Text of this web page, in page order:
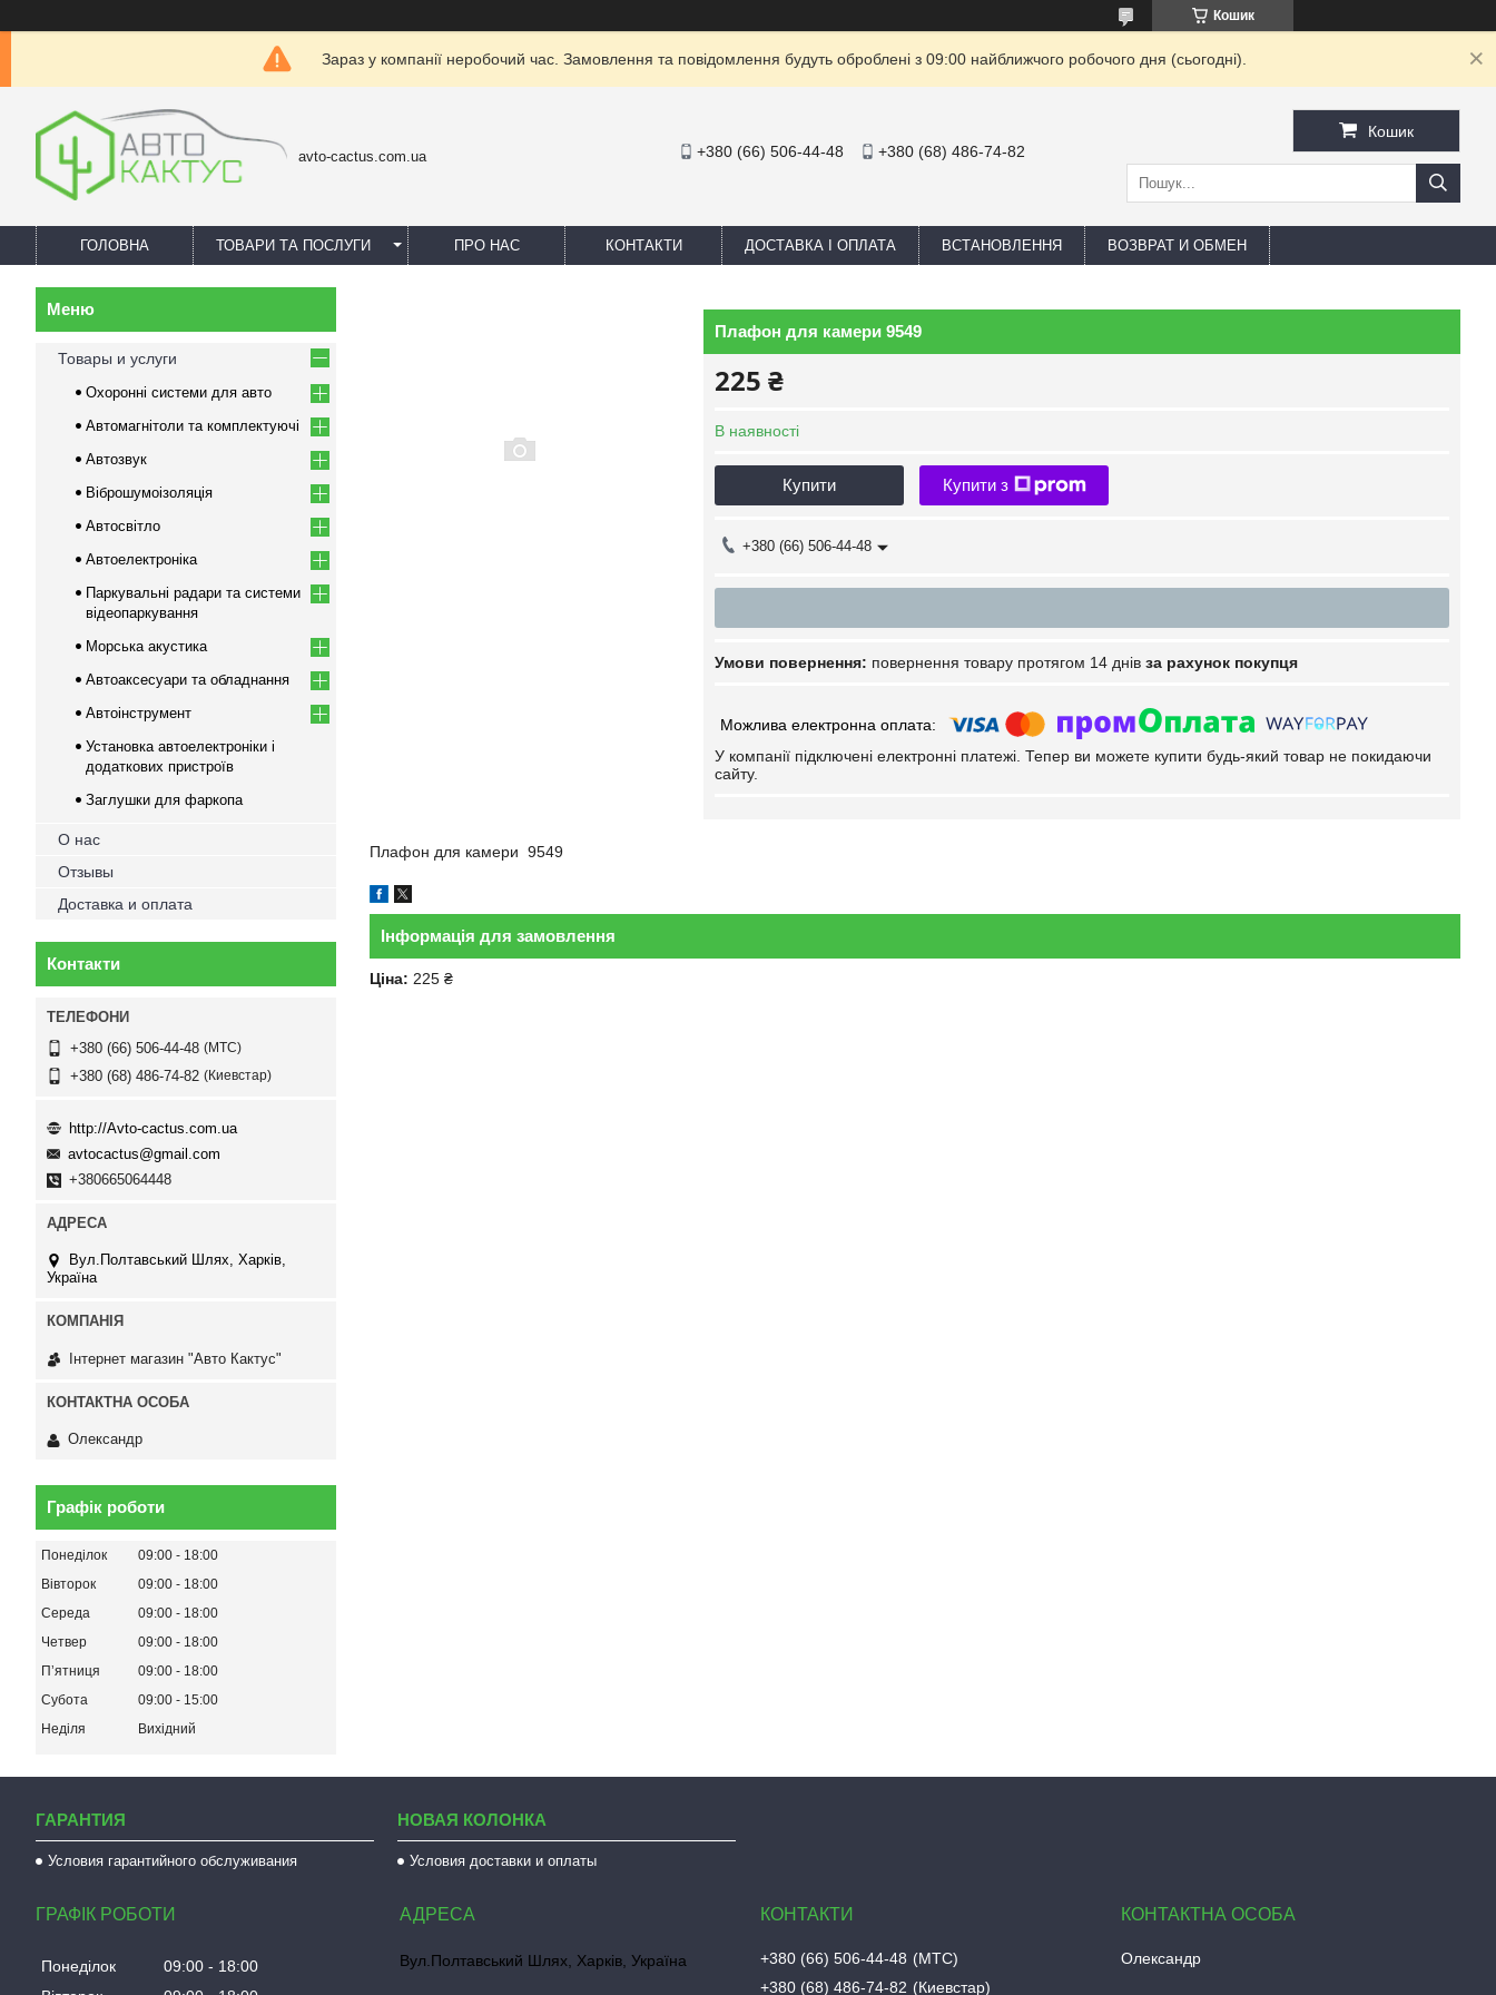
Кошик
Зараз у компанії неробочий час. Замовлення та повідомлення будуть оброблені з 09:00 найближчого робочого дня (сьогодні).
avto-cactus.com.ua +380 (66) 506-44-48 +380 (68) 486-74-82
Кошик
ГОЛОВНА ТОВАРИ ТА ПОСЛУГИ ПРО НАС КОНТАКТИ ДОСТАВКА І ОПЛАТА ВСТАНОВЛЕННЯ ВОЗВРАТ И ОБМЕН
Плафон для камери 9549
225 ₴
В наявності
Купити Купити з
+380 (66) 506-44-48
повернення товару протягом 14 днів за рахунок покупця
У компанії підключені електронні платежі. Тепер ви можете купити будь-який товар не покидаючи
сайту.
Плафон для камери 9549
Інформація для замовлення
Ціна: 225 ₴
Товары и услуги
Охоронні системи для авто
Автомагнітоли та комплектуючі
Автозвук
Віброшумоізоляція
Автосвітло
Автоелектроніка
Паркувальні радари та системи
відеопаркування
Морська акустика
Автоаксесуари та обладнання
Автоінструмент
Установка автоелектроніки і
додаткових пристроїв
Заглушки для фаркопа
О нас
Отзывы
Доставка и оплата
Контакти
+380 (66) 506-44-48 МТС
+380 (68) 486-74-82 Киевстар
http://Avto-cactus.com.ua
avtocactus@gmail.com
+380665064448
Вул.Полтавський Шлях, Харків,
Україна
Інтернет магазин "Авто Кактус"
Олександр
Графік роботи
Понеділок 09:00
18:00
Вівторок
09:00
18:00
Середа
09:00
18:00
Четвер
09:00
18:00
Пʼятниця
09:00
18:00
Субота
09:00
15:00
Неділя
Вихідний
ГАРАНТИЯ
Условия гарантийного обслуживания
НОВАЯ КОЛОНКА
Условия доставки и оплаты
ГРАФІК РОБОТИ
Понеділок 09:00
18:00
Вул.Полтавський Шлях, Харків, Україна +380 (66) 506-44-48
МТС
+380 (68) 486-74-82
Киевстар
Олександр